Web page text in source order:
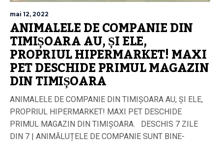
mai 12, 2022
ANIMALELE DE COMPANIE DIN
TIMIȘOARA AU, ȘI ELE,
PROPRIUL HIPERMARKET! MAXI
PET DESCHIDE PRIMUL MAGAZIN
DIN TIMIȘOARA
ANIMALELE DE COMPANIE DIN TIMIȘOARA AU, ȘI ELE,
PROPRIUL HIPERMARKET! MAXI PET DESCHIDE
PRIMUL MAGAZIN DIN TIMIȘOARA. DESCHIS 7 ZILE
DIN 7 | ANIMĂLUȚELE DE COMPANIE SUNT BINE-